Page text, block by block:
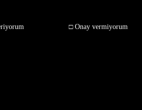
□ Onay vermiyorum